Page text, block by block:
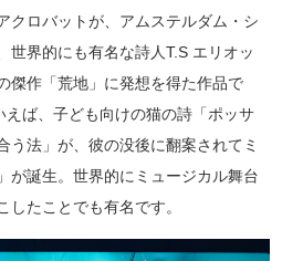
クロバットが、アムステルダム・シ
世界的にも有名な詩人T.S エリオッ
傑作「荒地」に発想を得た作品で
えば、子ども向けの猫の詩「ポッサ
う法」が、彼の没後に翻案されてミ
が誕生。世界的にミュージカル舞台
したことでも有名です。